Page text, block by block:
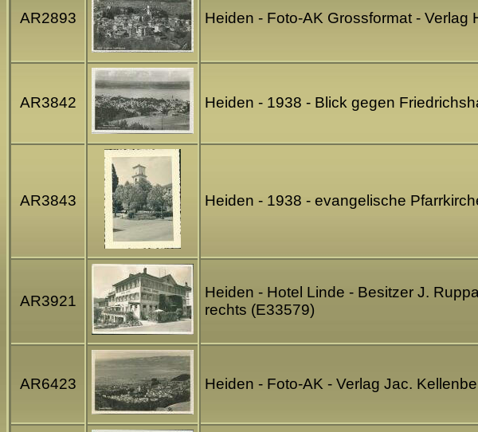
AR2893 Heiden - Foto-AK Grossformat - Verlag
AR3842 Heiden - 1938 - Blick gegen
AR3843 Heiden - 1938 - evangelische
AR3921
Heiden - Hotel Linde - Besitzer J.
rechts (E33579)
AR6423 Heiden - Foto-AK - Verlag Jac.